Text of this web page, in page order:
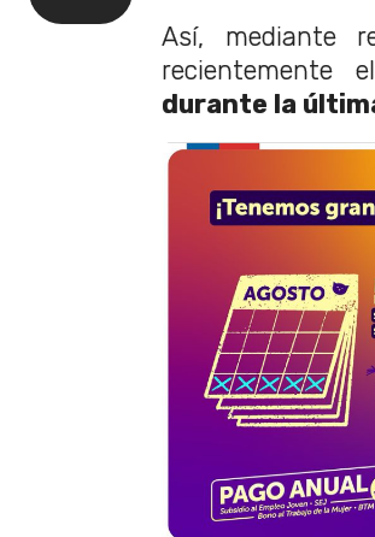
Así, mediante
recientemente
durante la